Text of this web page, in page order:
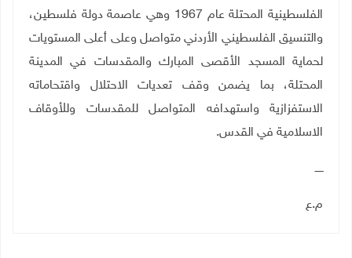
الفلسطينية المحتلة عام 1967 وهي عاصمة دولة فلسطين،
والتنسيق الفلسطيني الأردني متواصل وعلى أعلى المستويات
لحماية المسجد الأقصى المبارك والمقدسات في المدينة
المحتلة، بما يضمن وقف تعديات الاحتلال واقتحاماته
الاستفزازية واستهدافه المتواصل للمقدسات وللأوقاف
الاسلامية في القدس.
ـــــ
م.ع